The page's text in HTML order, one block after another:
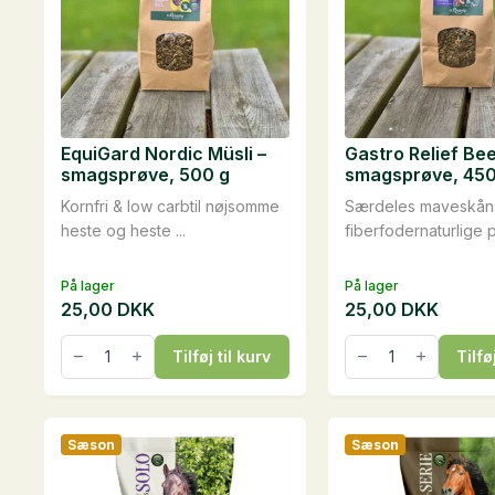
På lager
Kornfri & low carbtil nøjsomme
heste og heste ...
EquiGard Nordic Müsli –
smagsprøve, 500 g
25,00 DKK
EquiGard
Nordic
Müsli
-
500
g
Tilføj til kurv
På lager
Særdeles
fiberfodernaturlige
Gastro Relief
smagsprøve,
25,00 DKK
Gastro
Relief
Beet
-
450
g
Sæson Sæson